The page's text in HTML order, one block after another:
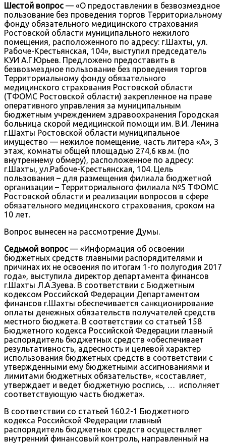
Шестой вопрос — «О предоставлении в безвозмездное
пользование без проведения торгов Территориальному
фонду обязательного медицинского страхования
Ростовской области муниципального нежилого
помещения, расположенного по адресу: г.Шахты, ул.
Рабоче-Крестьянская, 104», выступил председатель
КУИ А.Г.Юрьев. Предложено предоставить в
безвозмездное пользование без проведения торгов
Территориальному фонду обязательного
медицинского страхования Ростовской области
(ТФОМС Ростовской области) закрепленное на праве
оперативного управления за муниципальным
бюджетным учреждением здравоохранения Городская
больница скорой медицинской помощи им. В.И. Ленина
г.Шахты Ростовской области муниципальное
имущество — нежилое помещение, часть литера «А», 3
этаж, комнаты общей площадью 274,6 кв.м. (по
внутреннему обмеру), расположенное по адресу:
г.Шахты, ул.Рабоче-Крестьянская, 104. Цель
пользования – для размещения филиала бюджетной
организации – Территориального филиала №5 ТФОМС
Ростовской области и реализации вопросов в сфере
обязательного медицинского страхования, сроком на
10 лет.
Вопрос вынесен на рассмотрение Думы.
Седьмой вопрос — «Информация об освоении
бюджетных средств главными распорядителями и
причинах их не освоения по итогам 1-го полугодия 2017
года», выступила директор департамента финансов
г.Шахты Л.А.Зуева. В соответствии с Бюджетным
кодексом Российской Федерации Департаментом
финансов г.Шахты обеспечивается санкционирование
оплаты денежных обязательств получателей средств
местного бюджета. В соответствии со статьей 158
Бюджетного кодекса Российской Федерации главный
распорядитель бюджетных средств «обеспечивает
результативность, адресность и целевой характер
использования бюджетных средств в соответствии с
утвержденными ему бюджетными ассигнованиями и
лимитами бюджетных обязательств», «составляет,
утверждает и ведет бюджетную роспись, … исполняет
соответствующую часть бюджета».
В соответствии со статьей 160.2-1 Бюджетного
кодекса Российской Федерации главный
распорядитель бюджетных средств осуществляет
внутренний финансовый контроль, направленный на